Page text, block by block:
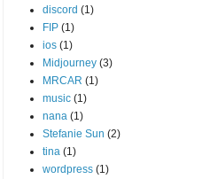
discord (1)
FIP (1)
ios (1)
Midjourney (3)
MRCAR (1)
music (1)
nana (1)
Stefanie Sun (2)
tina (1)
wordpress (1)